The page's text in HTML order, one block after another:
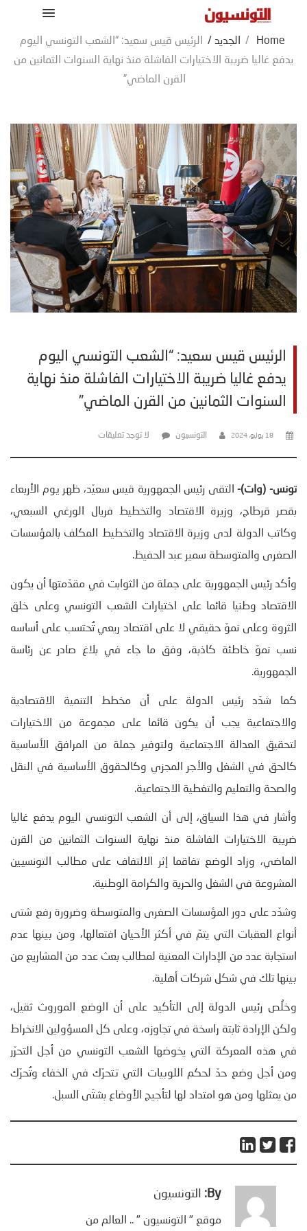
Home
/ الجديد /
الرئيس قيس سعيد: “الشعب التونسي اليوم
يدفع غاليا ضريبة الاختيارات الفاشلة منذ نهاية السنوات الثمانين من
القرن الماضي”
الرئيس قيس سعيد: “الشعب التونسي اليوم
يدفع غاليا ضريبة الاختيارات الفاشلة منذ نهاية
السنوات الثمانين من القرن الماضي”
18 يوليو، 2024 التونسيون لا توجد تعليقات
تونس- (وات)-التقى رئيس الجمهورية قيس سعيّد، ظهر يوم الأربعاء
بقصر قرطاج، وزيرة الاقتصاد والتخطيط فريال الورغي السبعي،
وكاتب الدولة لدى وزيرة الاقتصاد والتخطيط المكلف بالمؤسسات
الصغرى والمتوسطة سمير عبد الحفيظ.
وأكد رئيس الجمهورية على جملة من الثوابت في مقدّمتها أن يكون
الاقتصاد وطنيا قائما على اختيارات الشعب التونسي وعلى خلق
الثروة وعلى نموّ حقيقي لا على اقتصاد ريعي تُحتسب على أساسه
نسب نموّ خاطئة كاذبة، وفق ما جاء في بلاغ صادر عن رئاسة
الجمهورية.
كما شدّد رئيس الدولة على أن مخطط التنمية الاقتصادية
والاجتماعية يجب أن يكون قائما على مجموعة من الاختيارات
لتحقيق العدالة الاجتماعية ولتوفير جملة من المرافق الأساسية
كالحق في الشغل والأجر المجزي وكالحقوق الأساسية في النقل
والصحة والتعليم والتغطية الاجتماعية.
وأشار في هذا السياق، إلى أن الشعب التونسي اليوم يدفع غاليا
ضريبة الاختيارات الفاشلة منذ نهاية السنوات الثمانين من القرن
الماضي، وزاد الوضع تفاقما إثر الالتفاف على مطالب التونسيين
المشروعة في الشغل والحرية والكرامة الوطنية.
وشدّد على دور المؤسسات الصغرى والمتوسطة وضرورة رفع شتى
أنواع العقبات التي يتمّ في أكثر الأحيان افتعالها، ومن بينها عدم
استجابة عدد من الإدارات المعنية لمطالب بعث عدد من المشاريع من
بينها تلك في شكل شركات أهلية.
وخلُص رئيس الدولة إلى التأكيد على أن الوضع الموروث ثقيل،
ولكن الإرادة ثابتة راسخة في تجاوزه، وعلى كل المسؤولين الانخراط
في هذه المعركة التي يخوضها الشعب التونسي من أجل التحرّر
ومن أجل وضع حدّ لحكم اللوبيات التي تتحرّك في الخفاء وتُحرّك
من يمثلها ومن هو امتداد لها لتأجيج الأوضاع بشتّى السبل.
By: التونسيون
موقع " التونسيون " .. العالم من